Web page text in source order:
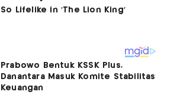
Prabowo Bentuk KSSK Plus,
Danantara Masuk Komite Stabilitas
Keuangan